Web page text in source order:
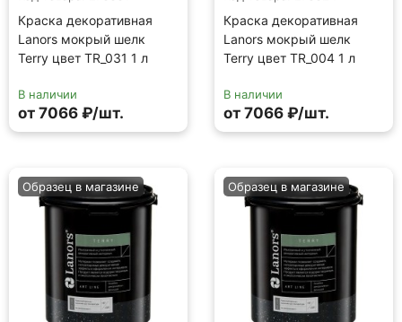
Lanors мокрый шелк
Terry цвет TR_044 1 л
В наличии
от 7066 ₽/шт.
Lanors мокрый шелк
Terry цвет TR_077 1 л
В наличии
от 7066 ₽/шт.